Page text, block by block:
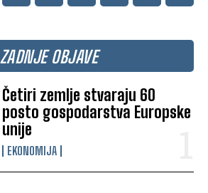
ZADNJE OBJAVE
Četiri zemlje stvaraju 60
posto gospodarstva Europske
unije
EKONOMIJA